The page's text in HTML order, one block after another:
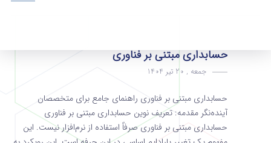
حسابداری مبتنی بر فناوری
جمعه , 20 تیر 1404
حسابداری مبتنی بر فناوری راهنمای جامع برای متخصصان
آینده‌نگر مقدمه: تعریف نوین حسابداری مبتنی بر فناوری
حسابداری مبتنی بر فناوری صرفاً استفاده از نرم‌افزار نیست. این